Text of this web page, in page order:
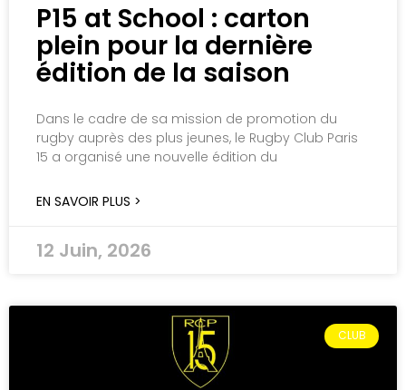
P15 at School : carton
plein pour la dernière
édition de la saison
Dans le cadre de sa mission de promotion du
rugby auprès des plus jeunes, le Rugby Club Paris
15 a organisé une nouvelle édition du
EN SAVOIR PLUS >
12 Juin, 2026
CLUB